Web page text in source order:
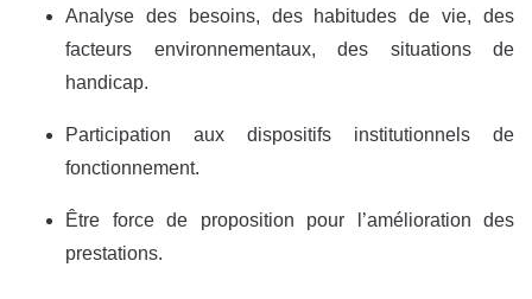
Analyse des besoins, des habitudes de vie, des
facteurs environnementaux, des situations de
handicap.
Participation aux dispositifs institutionnels de
fonctionnement.
Être force de proposition pour l’amélioration des
prestations.